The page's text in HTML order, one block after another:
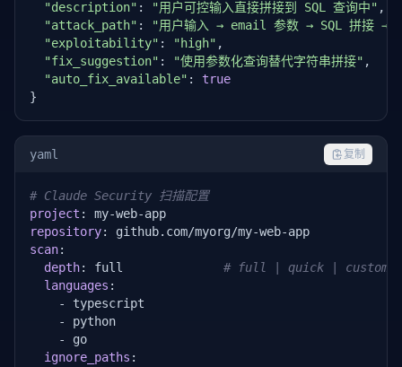
"description" : "用户可控输入直接拼接到 SQL 查询中" ,
"attack_path" :
"用户输入 → email 参数 → SQL 拼接 →
"exploitability" : "high" ,
"fix_suggestion" : "使用参数化查询替代字符串拼接" ,
"auto_fix_available" : true
}
yaml 复制
# Claude Security 扫描配置
project
repository
scan:
depth: full # full | quick | custom
languages :
    - typescript
    - python
    - go
ignore_paths :